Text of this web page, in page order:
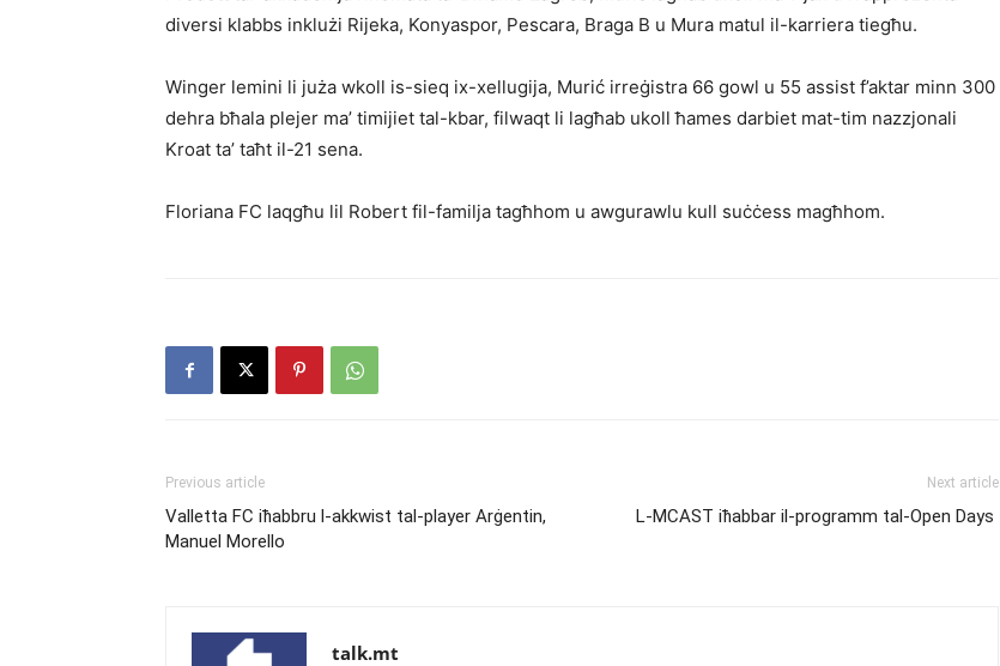
diversi klabbs inklużi Rijeka, Konyaspor, Pescara, Braga B u Mura matul il-karriera tiegħu.
Winger lemini li juża wkoll is-sieq ix-xellugija, Murić irreġistra 66 gowl u 55 assist f’aktar minn 300
dehra bħala plejer ma’ timijiet tal-kbar, filwaqt li lagħab ukoll ħames darbiet mat-tim nazzjonali
Kroat ta’ taħt il-21 sena.
Floriana FC laqgħu lil Robert fil-familja tagħhom u awgurawlu kull suċċess magħhom.
Previous article
Valletta FC iħabbru l-akkwist tal-player Arġentin,
Manuel Morello
Next article
L-MCAST iħabbar il-programm tal-Open Days
talk.mt